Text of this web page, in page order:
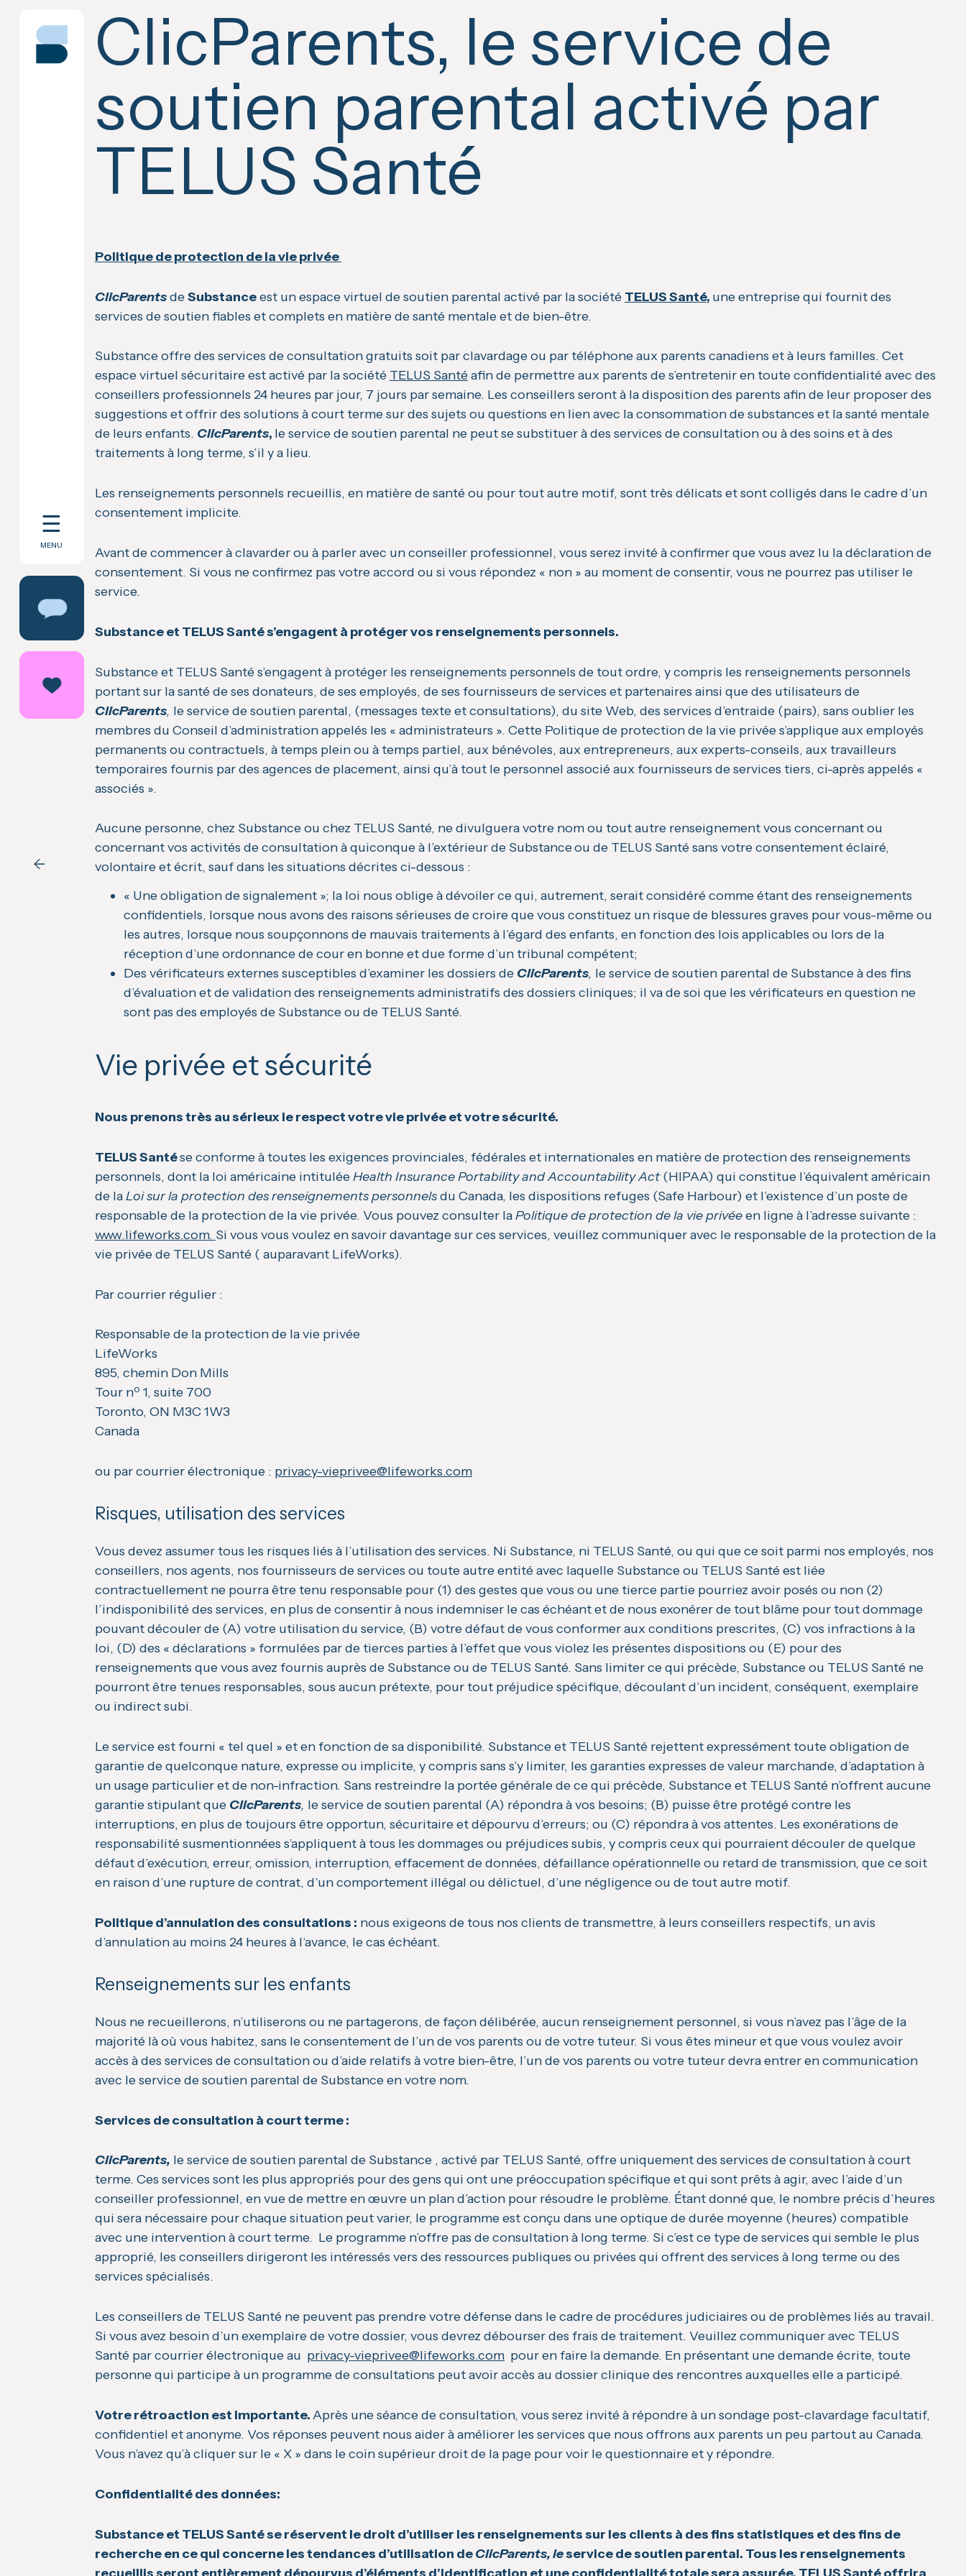
content
☰
MENU
ClicParents, le service de
soutien parental activé par
TELUS Santé
Politique de protection de la vie privée
ClicParentsdeSubstanceest un espace virtuel de soutien parental activé par la société TELUS Santé, une entreprise qui fournit des
services de soutien fiables et complets en matière de santé mentale et de bien-être.
Substance offre des services de consultation gratuits soit par clavardage ou par téléphone aux parents canadiens et à leurs familles. Cet
espace virtuel sécuritaire est activé par la société TELUS Santéafin de permettre aux parents de s’entretenir en toute confidentialité avec des
conseillers professionnels 24 heures par jour, 7 jours par semaine. Les conseillers seront à la disposition des parents afin de leur proposer des
suggestions et offrir des solutions à court terme sur des sujets ou questions en lien avec la consommation de substances et la santé mentale
de leurs enfants. ClicParents, le service de soutien parental ne peut se substituer à des services de consultation ou à des soins et à des
traitements à long terme, s’il y a lieu.
Les renseignements personnels recueillis, en matière de santé ou pour tout autre motif, sont très délicats et sont colligés dans le cadre d’un
consentement implicite.
Avant de commencer à clavarder ou à parler avec un conseiller professionnel, vous serez invité à confirmer que vous avez lu la déclaration de
consentement. Si vous ne confirmez pas votre accord ou si vous répondez « non » au moment de consentir, vous ne pourrez pas utiliser le
service.
Substance et TELUS Santé s’engagent à protéger vos renseignements personnels.
Substance et TELUS Santé s’engagent à protéger les renseignements personnels de tout ordre, y compris les renseignements personnels
portant sur la santé de ses donateurs, de ses employés, de ses fournisseurs de services et partenaires ainsi que des utilisateurs de
ClicParents, le service de soutien parental, (messages texte et consultations), du site Web, des services d’entraide (pairs), sans oublier les
membres du Conseil d’administration appelés les « administrateurs ». Cette Politique de protection de la vie privée s’applique aux employés
permanents ou contractuels, à temps plein ou à temps partiel, aux bénévoles, aux entrepreneurs, aux experts-conseils, aux travailleurs
temporaires fournis par des agences de placement, ainsi qu’à tout le personnel associé aux fournisseurs de services tiers, ci-après appelés «
associés ».
Aucune personne, chez Substance ou chez TELUS Santé, ne divulguera votre nom ou tout autre renseignement vous concernant ou
concernant vos activités de consultation à quiconque à l’extérieur de Substanceou de TELUS Santé sans votre consentement éclairé,
volontaire et écrit, sauf dans les situations décrites ci-dessous :
« Une obligation de signalement »; la loi nous oblige à dévoiler ce qui, autrement, serait considéré comme étant des renseignements
confidentiels, lorsque nous avons des raisons sérieuses de croire que vous constituez un risque de blessures graves pour vous-même ou
les autres, lorsque nous soupçonnons de mauvais traitements à l’égard des enfants, en fonction des lois applicables ou lors de la
réception d’une ordonnance de cour en bonne et due forme d’un tribunal compétent;
Des vérificateurs externes susceptibles d’examiner les dossiers de ClicParents, le service de soutien parental de Substance à des fins
d’évaluation et de validation des renseignements administratifs des dossiers cliniques; il va de soi que les vérificateurs en question ne
sont pas des employés de Substance ou de TELUS Santé.
Vie privée et sécurité
Nous prenons très au sérieux le respect votre vie privée et votre sécurité.
TELUS Santése conforme à toutes les exigences provinciales, fédérales et internationales en matière de protection des renseignements
personnels, dont la loi américaine intituléeHealth Insurance Portability and Accountability Act(HIPAA) qui constitue l’équivalent américain
de laLoi sur la protection des renseignements personnelsdu Canada, les dispositions refuges (Safe Harbour) et l’existence d’un poste de
responsable de la protection de la vie privée. Vous pouvez consulter laPolitique de protection de la vie privéeen ligne à l’adresse suivante :
www.lifeworks.com. Si vous vous voulez en savoir davantage sur ces services, veuillez communiquer avec le responsable de la protection de la
vie privée de TELUS Santé ( auparavant LifeWorks).
Par courrier régulier :
Responsable de la protection de la vie privée
LifeWorks
895, chemin Don Mills
Tour no 1, suite 700
Toronto, ON M3C 1W3
Canada
ou par courrier électronique : privacy-vieprivee@lifeworks.com
Risques, utilisation des services
Vous devez assumer tous les risques liés à l’utilisation des services. Ni Substance, ni TELUS Santé, ou qui que ce soit parmi nos employés, nos
conseillers, nos agents, nos fournisseurs de services ou toute autre entité avec laquelle Substance ou TELUS Santé est liée
contractuellement ne pourra être tenu responsable pour (1) des gestes que vous ou une tierce partie pourriez avoir posés ou non (2)
l’indisponibilité des services, en plus de consentir à nous indemniser le cas échéant et de nous exonérer de tout blâme pour tout dommage
pouvant découler de (A) votre utilisation du service, (B) votre défaut de vous conformer aux conditions prescrites, (C) vos infractions à la
loi, (D) des « déclarations » formulées par de tierces parties à l’effet que vous violez les présentes dispositions ou (E) pour des
renseignements que vous avez fournis auprès de Substance ou de TELUS Santé. Sans limiter ce qui précède, Substance ou TELUS Santé ne
pourront être tenues responsables, sous aucun prétexte, pour tout préjudice spécifique, découlant d’un incident, conséquent, exemplaire
ou indirect subi.
Le service est fourni « tel quel » et en fonction de sa disponibilité. Substance et TELUS Santé rejettent expressément toute obligation de
garantie de quelconque nature, expresse ou implicite, y compris sans s’y limiter, les garanties expresses de valeur marchande, d’adaptation à
un usage particulier et de non-infraction. Sans restreindre la portée générale de ce qui précède, Substance et TELUS Santé n’offrent aucune
garantie stipulant que ClicParents, le service de soutien parental (A) répondra à vos besoins; (B) puisse être protégé contre les
interruptions, en plus de toujours être opportun, sécuritaire et dépourvu d’erreurs; ou (C) répondra à vos attentes. Les exonérations de
responsabilité susmentionnées s’appliquent à tous les dommages ou préjudices subis, y compris ceux qui pourraient découler de quelque
défaut d’exécution, erreur, omission, interruption, effacement de données, défaillance opérationnelle ou retard de transmission, que ce soit
en raison d’une rupture de contrat, d’un comportement illégal ou délictuel, d’une négligence ou de tout autre motif.
Politique d’annulation des consultations : nous exigeons de tous nos clients de transmettre, à leurs conseillers respectifs, un avis
d’annulation au moins 24 heures à l‘avance, le cas échéant.
Renseignements sur les enfants
Nous ne recueillerons, n’utiliserons ou ne partagerons, de façon délibérée, aucun renseignement personnel, si vous n’avez pas l’âge de la
majorité là où vous habitez, sans le consentement de l’un de vos parents ou de votre tuteur. Si vous êtes mineur et que vous voulez avoir
accès à des services de consultation ou d’aide relatifs à votre bien-être, l’un de vos parents ou votre tuteur devra entrer en communication
avec le service de soutien parental de Substance en votre nom.
Services de consultation à court terme :
ClicParents, le service de soutien parental de Substance , activé par TELUS Santé, offre uniquement des services de consultation à court
terme. Ces services sont les plus appropriés pour des gens qui ont une préoccupation spécifique et qui sont prêts à agir, avec l’aide d’un
conseiller professionnel, en vue de mettre en œuvre un plan d’action pour résoudre le problème. Étant donné que, le nombre précis d’heures
qui sera nécessaire pour chaque situation peut varier, le programme est conçu dans une optique de durée moyenne (heures) compatible
avec une intervention à court terme. Le programme n’offre pas de consultation à long terme. Si c’est ce type de services qui semble le plus
approprié, les conseillers dirigeront les intéressés vers des ressources publiques ou privées qui offrent des services à long terme ou des
services spécialisés.
Les conseillers de TELUS Santé ne peuvent pas prendre votre défense dans le cadre de procédures judiciaires ou de problèmes liés au travail.
Si vous avez besoin d’un exemplaire de votre dossier, vous devrez débourser des frais de traitement. Veuillez communiquer avec TELUS
Santé par courrier électronique au privacy-vieprivee@lifeworks.compour en faire la demande. En présentant une demande écrite, toute
personne qui participe à un programme de consultations peut avoir accès au dossier clinique des rencontres auxquelles elle a participé.
Votre rétroaction est importante.Après une séance de consultation, vous serez invité à répondre à un sondage post-clavardage facultatif,
confidentiel et anonyme. Vos réponses peuvent nous aider à améliorer les services que nous offrons aux parents un peu partout au Canada.
Vous n’avez qu’à cliquer sur le « X » dans le coin supérieur droit de la page pour voir le questionnaire et y répondre.
Confidentialité des données:
Substance et TELUS Santé se réservent le droit d’utiliser les renseignements sur les clients à des fins statistiques et des fins de
recherche en ce qui concerne les tendances d’utilisation deClicParents, leservice de soutien parental. Tous les renseignements
recueillis seront entièrement dépourvus d’éléments d’identification et une confidentialité totale sera assurée. TELUS Santé offrira